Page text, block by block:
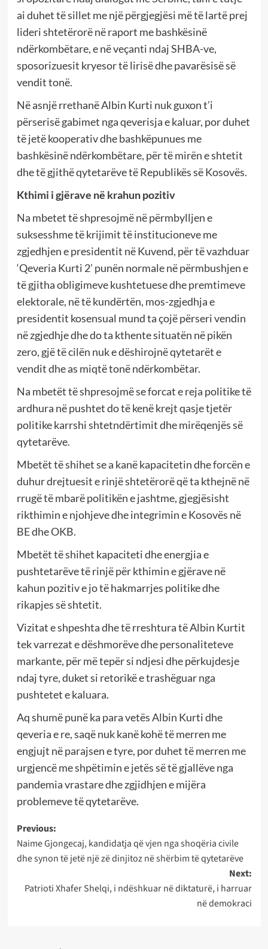
ai duhet të sillet me një përgjegjësi më të lartë prej
lideri shtetërorë në raport me bashkësinë
ndërkombëtare, e në veçanti ndaj SHBA-ve,
sposorizuesit kryesor të lirisë dhe pavarësisë së
vendit tonë.
Në asnjë rrethanë Albin Kurti nuk guxon t’i
përserisë gabimet nga qeverisja e kaluar, por duhet
të jetë kooperativ dhe bashkëpunues me
bashkësinë ndërkombëtare, për të mirën e shtetit
dhe të gjithë qytetarëve të Republikës së Kosovës.
Kthimi i gjërave në krahun pozitiv
Na mbetet të shpresojmë në përmbylljen e
suksesshme të krijimit të institucioneve me
zgjedhjen e presidentit në Kuvend, për të vazhduar
‘Qeveria Kurti 2’ punën normale në përmbushjen e
të gjitha obligimeve kushtetuese dhe premtimeve
elektorale, në të kundërtën, mos-zgjedhja e
presidentit kosensual mund ta çojë përseri vendin
në zgjedhje dhe do ta kthente situatën në pikën
zero, gjë të cilën nuk e dëshirojnë qytetarët e
vendit dhe as miqtë tonë ndërkombëtar.
Na mbetët të shpresojmë se forcat e reja politike të
ardhura në pushtet do të kenë krejt qasje tjetër
politike karrshi shtetndërtimit dhe mirëqenjës së
qytetarëve.
Mbetët të shihet se a kanë kapacitetin dhe forcën e
duhur drejtuesit e rinjë shtetërorë që ta kthejnë në
rrugë të mbarë politikën e jashtme, gjegjësisht
rikthimin e njohjeve dhe integrimin e Kosovës në
BE dhe OKB.
Mbetët të shihet kapaciteti dhe energjia e
pushtetarëve të rinjë për kthimin e gjërave në
kahun pozitiv e jo të hakmarrjes politike dhe
rikapjes së shtetit.
Vizitat e shpeshta dhe të rreshtura të Albin Kurtit
tek varrezat e dëshmorëve dhe personaliteteve
markante, për më tepër si ndjesi dhe përkujdesje
ndaj tyre, duket si retorikë e trashëguar nga
pushtetet e kaluara.
Aq shumë punë ka para vetës Albin Kurti dhe
qeveria e re, saqë nuk kanë kohë të merren me
engjujt në parajsen e tyre, por duhet të merren me
urgjencë me shpëtimin e jetës së të gjallëve nga
pandemia vrastare dhe zgjidhjen e mijëra
problemeve të qytetarëve.
Post
navigation
Previous:
Naime Gjongecaj, kandidatja që vjen nga shoqëria civile
dhe synon të jetë një zë dinjitoz në shërbim të qytetarëve
Next:
Patrioti Xhafer Shelqi, i ndëshkuar në diktaturë, i harruar
në demokraci